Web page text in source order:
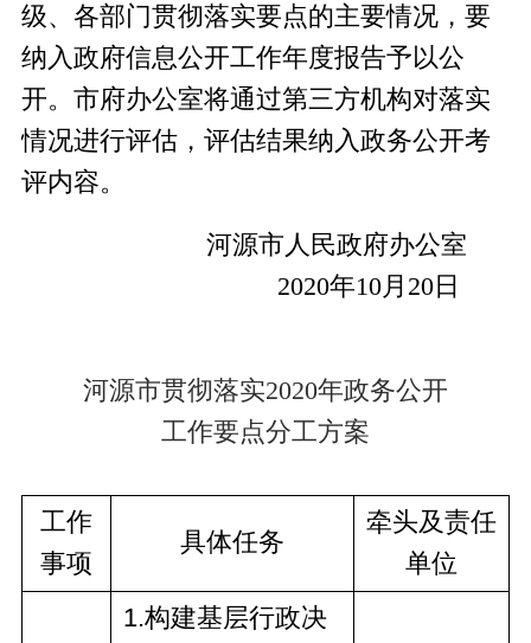
级、 各部门贯彻落实要点的主要情况，要
纳入政府信息公开工作年度报告予以公
开。市府办公室将通过第三方机构对落实
情况进行评估，评估结果纳入政务公开考
评内容。
河源市人民政府办公室
2020年10月20日
河源市贯彻落实2020年政务公开
工作要点分工方案
工作
事项
具体任务
牵头及责任
单位
1.构建基层行政决